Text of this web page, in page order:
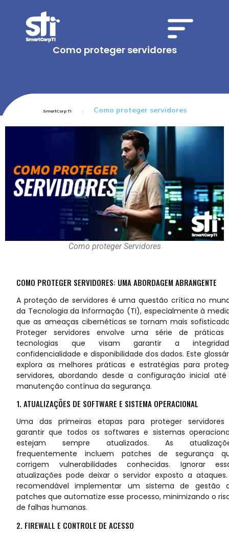
Como proteger servidores
SmartCorp TI Como proteger servidores
Como proteger Servidores
COMO PROTEGER SERVIDORES: UMA ABORDAGEM ABRANGENTE
A proteção de servidores é uma questão crítica no
da Tecnologia da Informação (TI), especialmente à
que as ameaças cibernéticas se tornam mais
Proteger servidores envolve uma série de práticas
tecnologias que visam garantir a
confidencialidade e disponibilidade dos dados. Este
explora as melhores práticas e estratégias para
servidores, abordando desde a configuração inicial
manutenção contínua da segurança.
1. ATUALIZAÇÕES DE SOFTWARE E SISTEMA OPERACIONAL
Uma das primeiras etapas para proteger
garantir que todos os softwares e sistemas
estejam sempre atualizados. As
frequentemente incluem patches de segurança
corrigem vulnerabilidades conhecidas. Ignorar
atualizações pode deixar o servidor exposto a ataques.
recomendável implementar um sistema de gestão
patches que automatize esse processo, minimizando o
de falhas humanas.
2. FIREWALL E CONTROLE DE ACESSO